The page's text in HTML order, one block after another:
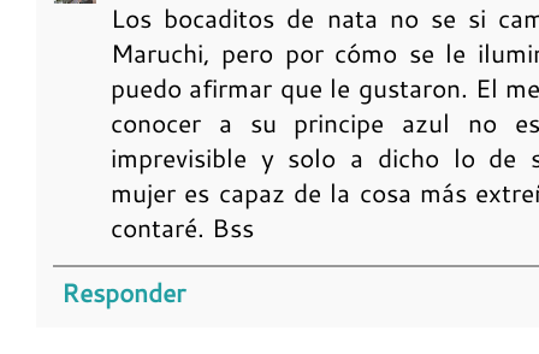
Los bocaditos de nata no se si
Maruchi, pero por cómo se le
puedo afirmar que le gustaron. El
conocer a su principe azul no
imprevisible y solo a dicho lo de
mujer es capaz de la cosa más
contaré. Bss
Responder